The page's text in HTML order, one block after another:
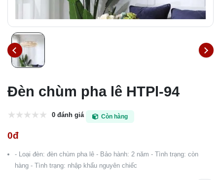
Đèn chùm pha lê HTPl-94
0 đánh giá Còn hàng
0đ
- Loại đèn: đèn chùm pha lê - Bảo hành: 2 năm - Tình trạng: còn
hàng - Tình trạng: nhập khẩu nguyên chiếc